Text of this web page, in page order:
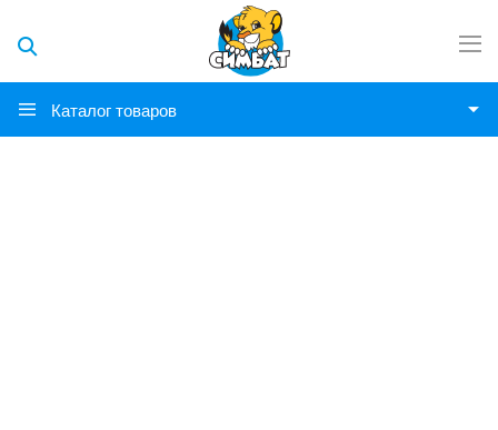
Каталог товаров